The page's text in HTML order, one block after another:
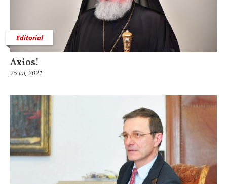
Editorial
Axios!
25 Iul, 2021